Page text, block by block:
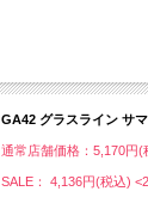
GA42 グラスライン サ
通常店舗価格：5,170円(
SALE： 4,136円(税込)